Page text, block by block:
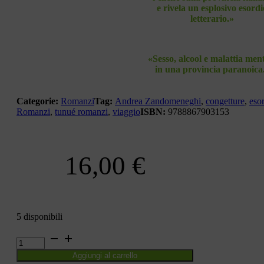
e rivela un esplosivo
letterario.»
«Sesso, alcool e malattia
in una provincia
Categorie: RomanziTag: Andrea Zandomeneghi, congetture,
Romanzi, tunué romanzi, viaggioISBN: 9788867903153
16,00 €
5 disponibili
IL
GIORNO
Aggiungi al carrello